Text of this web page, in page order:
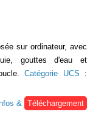
sur ordinateur, avec
gouttes d'eau et
Catégorie UCS :
&
Téléchargement